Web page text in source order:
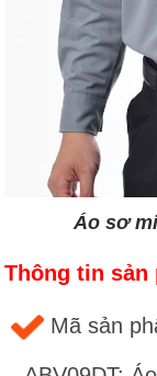
Áo sơ
Thông tin sản
Mã sản